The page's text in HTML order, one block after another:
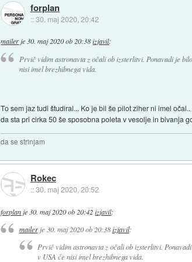
forplan
::30. maj 2020, 20:42
mailerje30. maj 2020 ob 20:38 izjavil:
Prvič vidim astronavta z očali ob izsterlitvi. Ponavadi je
nisi imel brezhibnega vida.
To sem jaz tudi študiral... Ko je bil še pilot ziher ni imel
da sta pri cirka 50 še sposobna poleta v vesolje in bivanja
da se strinjam
Rokec
::30. maj 2020, 20:52
forplan je 30. maj 2020 ob 20:42 izjavil:
mailerje 30. maj 2020 ob 20:38 izjavil:
Prvič vidim astronavta z očali ob izsterlitvi.
v USA če nisi imel brezhibnega vida.